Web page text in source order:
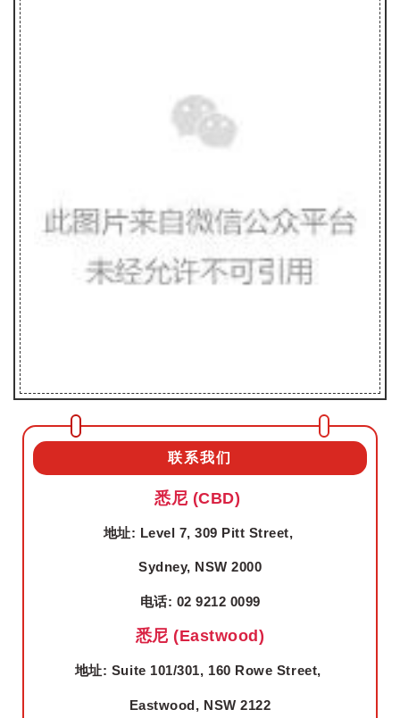
联系我们
悉尼 (CBD)
地址: Level 7, 309 Pitt Street,
Sydney, NSW 2000
电话: 02 9212 0099
悉尼 (Eastwood)
地址: Suite 101/301, 160 Rowe Street,
Eastwood, NSW 2122